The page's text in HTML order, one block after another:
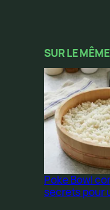
SUR LE
Poke Bowl
secrets pour